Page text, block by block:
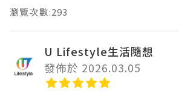
瀏覽次數:293
U Lifestyle生活隨想
發佈於 2026.03.05